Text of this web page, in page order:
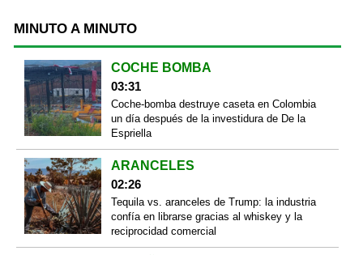
MINUTO A MINUTO
COCHE BOMBA
03:31
Coche-bomba destruye caseta en Colombia
un día después de la investidura de De la
Espriella
ARANCELES
02:26
Tequila vs. aranceles de Trump: la industria
confía en librarse gracias al whiskey y la
reciprocidad comercial